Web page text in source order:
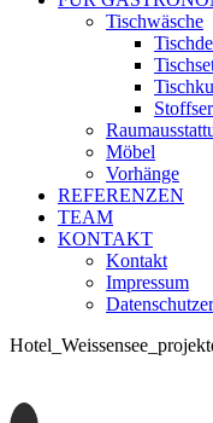
Tischwäsche
Möbel
Vorhänge
REFERENZEN
TEAM
KONTAKT
Kontakt
Impressum